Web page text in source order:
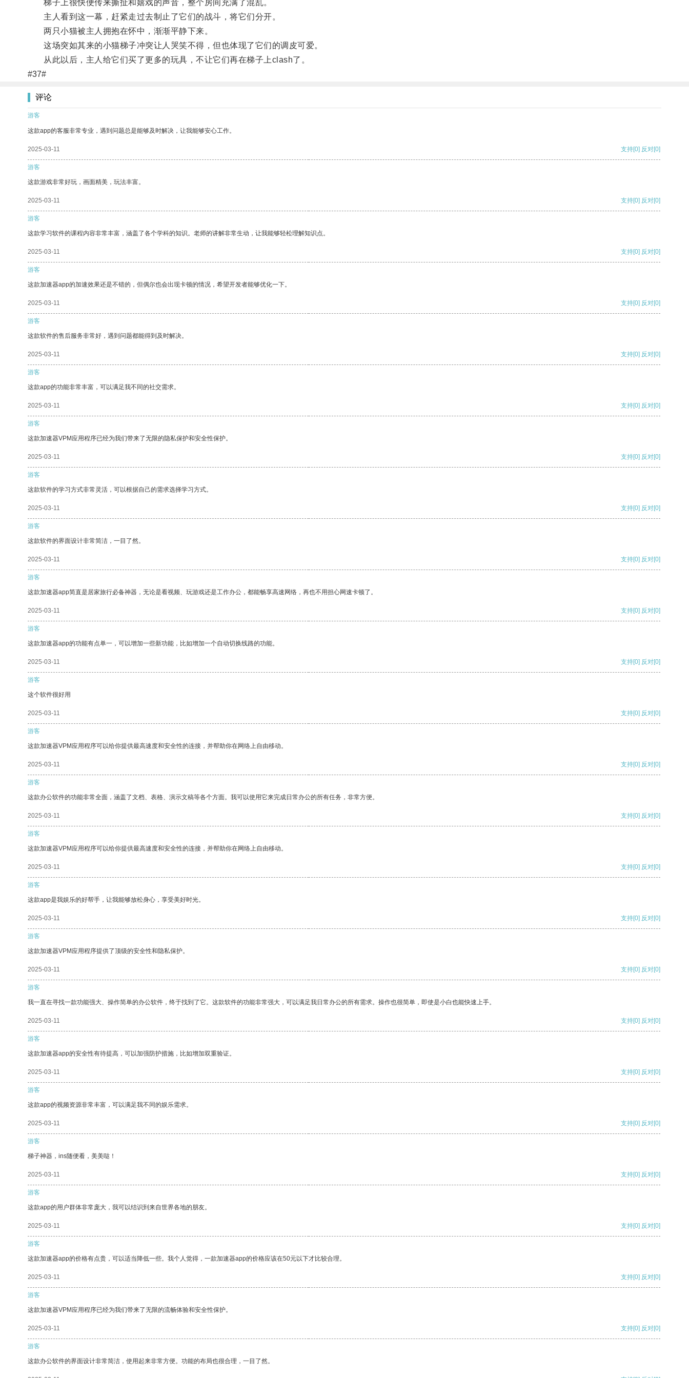
梯子上很快便传来撕扯和嬉戏的声音，整个房间充满了混乱。
主人看到这一幕，赶紧走过去制止了它们的战斗，将它们分开。
两只小猫被主人拥抱在怀中，渐渐平静下来。
这场突如其来的小猫梯子冲突让人哭笑不得，但也体现了它们的调皮可爱。
从此以后，主人给它们买了更多的玩具，不让它们再在梯子上clash了。
#37#
评论
游客
这款app的客服非常专业，遇到问题总是能够及时解决，让我能够安心工作。
2025-03-11 支持[0] 反对[0]
游客
这款游戏非常好玩，画面精美，玩法丰富。
2025-03-11 支持[0] 反对[0]
游客
这款学习软件的课程内容非常丰富，涵盖了各个学科的知识。老师的讲解非常生动，让我能够轻松理解知识点。
2025-03-11 支持[0] 反对[0]
游客
这款加速器app的加速效果还是不错的，但偶尔也会出现卡顿的情况，希望开发者能够优化一下。
2025-03-11 支持[0] 反对[0]
游客
这款软件的售后服务非常好，遇到问题都能得到及时解决。
2025-03-11 支持[0] 反对[0]
游客
这款app的功能非常丰富，可以满足我不同的社交需求。
2025-03-11 支持[0] 反对[0]
游客
这款加速器VPM应用程序已经为我们带来了无限的隐私保护和安全性保护。
2025-03-11 支持[0] 反对[0]
游客
这款软件的学习方式非常灵活，可以根据自己的需求选择学习方式。
2025-03-11 支持[0] 反对[0]
游客
这款软件的界面设计非常简洁，一目了然。
2025-03-11 支持[0] 反对[0]
游客
这款加速器app简直是居家旅行必备神器，无论是看视频、玩游戏还是工作办公，都能畅享高速网络，再也不用担心网速卡顿了。
2025-03-11 支持[0] 反对[0]
游客
这款加速器app的功能有点单一，可以增加一些新功能，比如增加一个自动切换线路的功能。
2025-03-11 支持[0] 反对[0]
游客
这个软件很好用
2025-03-11 支持[0] 反对[0]
游客
这款加速器VPM应用程序可以给你提供最高速度和安全性的连接，并帮助你在网络上自由移动。
2025-03-11 支持[0] 反对[0]
游客
这款办公软件的功能非常全面，涵盖了文档、表格、演示文稿等各个方面。我可以使用它来完成日常办公的所有任务，非常方便。
2025-03-11 支持[0] 反对[0]
游客
这款加速器VPM应用程序可以给你提供最高速度和安全性的连接，并帮助你在网络上自由移动。
2025-03-11 支持[0] 反对[0]
游客
这款app是我娱乐的好帮手，让我能够放松身心，享受美好时光。
2025-03-11 支持[0] 反对[0]
游客
这款加速器VPM应用程序提供了顶级的安全性和隐私保护。
2025-03-11 支持[0] 反对[0]
游客
我一直在寻找一款功能强大、操作简单的办公软件，终于找到了它。这款软件的功能非常强大，可以满足我日常办公的所有需求。操作也很简单，即使是小白也能快速上手。
2025-03-11 支持[0] 反对[0]
游客
这款加速器app的安全性有待提高，可以加强防护措施，比如增加双重验证。
2025-03-11 支持[0] 反对[0]
游客
这款app的视频资源非常丰富，可以满足我不同的娱乐需求。
2025-03-11 支持[0] 反对[0]
游客
梯子神器，ins随便看，美美哒！
2025-03-11 支持[0] 反对[0]
游客
这款app的用户群体非常庞大，我可以结识到来自世界各地的朋友。
2025-03-11 支持[0] 反对[0]
游客
这款加速器app的价格有点贵，可以适当降低一些。我个人觉得，一款加速器app的价格应该在50元以下才比较合理。
2025-03-11 支持[0] 反对[0]
游客
这款加速器VPM应用程序已经为我们带来了无限的流畅体验和安全性保护。
2025-03-11 支持[0] 反对[0]
游客
这款办公软件的界面设计非常简洁，使用起来非常方便。功能的布局也很合理，一目了然。